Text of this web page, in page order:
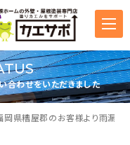
合わせをいただきました
岡県糟屋郡のお客様より雨漏り